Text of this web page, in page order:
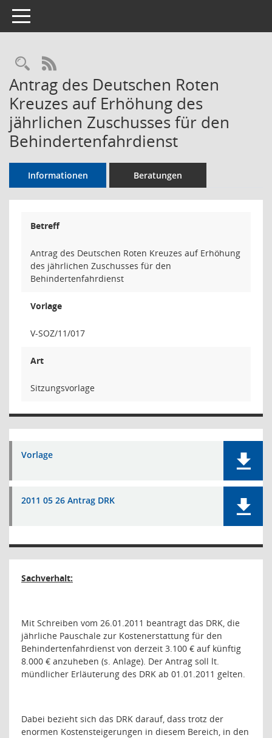
Toggle navigation
Rechercheauswahl
RSS-Feed
Antrag des Deutschen Roten
Kreuzes auf Erhöhung des
jährlichen Zuschusses für den
Behindertenfahrdienst
Informationen Beratungen
Betreff
Antrag des Deutschen Roten Kreuzes auf Erhöhung
des jährlichen Zuschusses für den
Behindertenfahrdienst
Vorlage
V-SOZ/11/017
Art
Sitzungsvorlage
Vorlage
2011 05 26 Antrag DRK
Sachverhalt:
Mit Schreiben vom 26.01.2011 beantragt das DRK, die
jährliche Pauschale zur Kostenerstattung für den
Behindertenfahrdienst von derzeit 3.100 € auf künftig
8.000 € anzuheben (s. Anlage). Der Antrag soll lt.
mündlicher Erläuterung des DRK ab 01.01.2011 gelten.
Dabei bezieht sich das DRK darauf, dass trotz der
enormen Kostensteigerungen in diesem Bereich, in den